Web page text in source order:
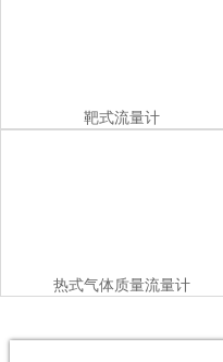
靶式流量计
热式气体质量流量计